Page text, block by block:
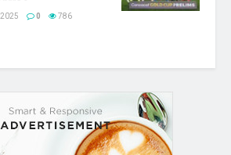
0 786